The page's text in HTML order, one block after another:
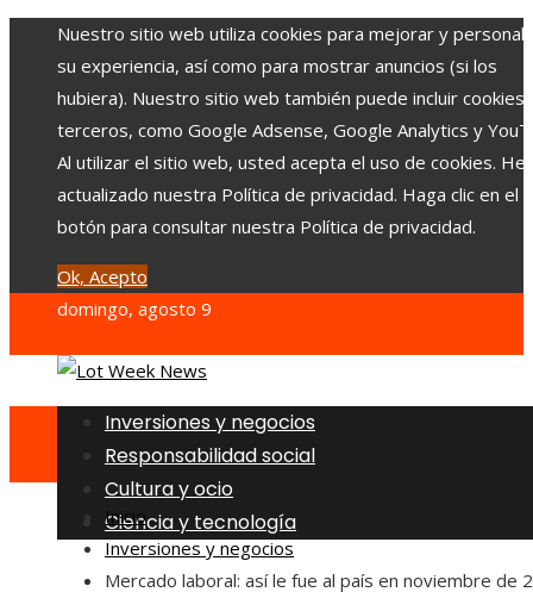
Nuestro sitio web utiliza cookies para mejorar y
su experiencia, así como para mostrar anuncios (si los
hubiera). Nuestro sitio web también puede incluir cookies
terceros, como Google Adsense, Google Analytics y
Al utilizar el sitio web, usted acepta el uso de cookies.
actualizado nuestra Política de privacidad. Haga clic en el
botón para consultar nuestra Política de privacidad.
Ok, Acepto
domingo, agosto 9
Inversiones y negocios
Responsabilidad social
Cultura y ocio
Ciencia y tecnología
Inicio
Inversiones y negocios
Mercado laboral: así le fue al país en noviembre de